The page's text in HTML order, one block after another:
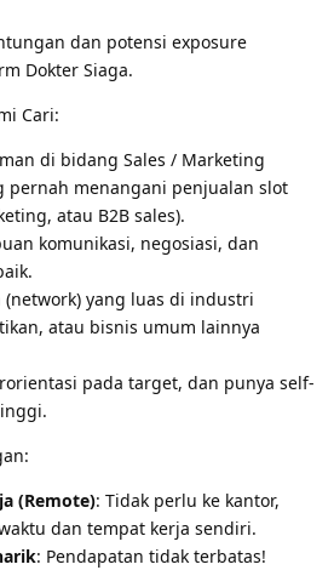
dan potensi exposure
Dokter Siaga.
Cari:
di bidang Sales / Marketing
pernah menangani penjualan slot
atau B2B sales).
komunikasi, negosiasi, dan
yang luas di industri
atau bisnis umum lainnya
pada target, dan punya self-
(Remote): Tidak perlu ke kantor,
dan tempat kerja sendiri.
: Pendapatan tidak terbatas!